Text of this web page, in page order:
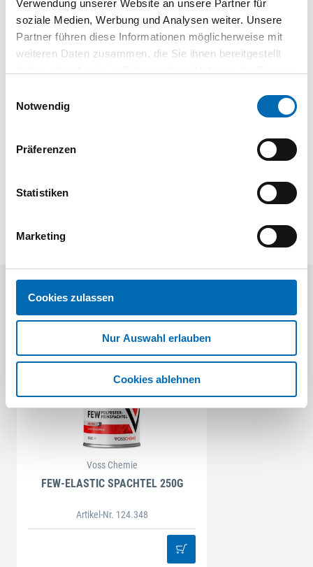
Verwendung unserer Website an unsere Partner für
soziale Medien, Werbung und Analysen weiter. Unsere
Partner führen diese Informationen möglicherweise mit
weiteren Daten zusammen, die Sie ihnen bereitgestellt
Notwendig
Präferenzen
Statistiken
Marketing
Cookies zulassen
Nur Auswahl erlauben
Cookies ablehnen
01 | Hauptkatalog 2019/21
Kunden kauften auch
Voss Chemie
FEW-ELASTIC SPACHTEL 250G
Artikel-Nr. 124.348